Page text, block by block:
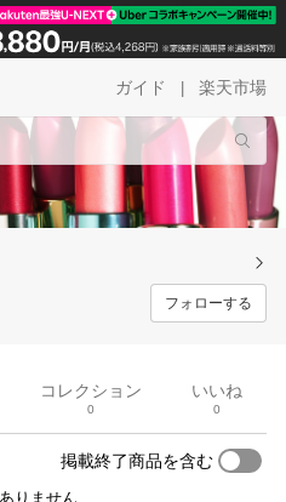
ガイド 楽天市場
フォローする
コレクション
0
いいね
0
掲載終了商品を含む
りません